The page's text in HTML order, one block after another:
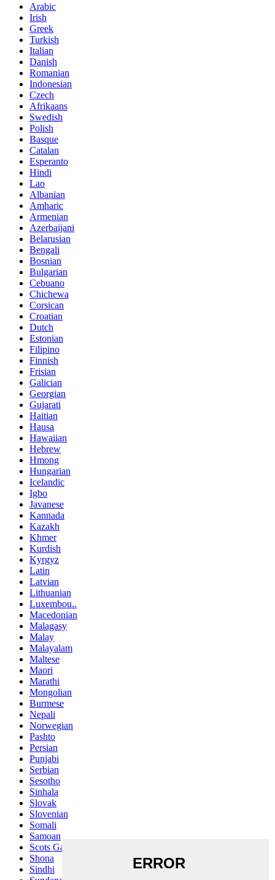
Arabic
Irish
Greek
Turkish
Italian
Danish
Romanian
Indonesian
Czech
Afrikaans
Swedish
Polish
Basque
Catalan
Esperanto
Hindi
Lao
Albanian
Amharic
Armenian
Azerbaijani
Belarusian
Bengali
Bosnian
Bulgarian
Cebuano
Chichewa
Corsican
Croatian
Dutch
Estonian
Filipino
Finnish
Frisian
Galician
Georgian
Gujarati
Haitian
Hausa
Hawaiian
Hebrew
Hmong
Hungarian
Icelandic
Igbo
Javanese
Kannada
Kazakh
Khmer
Kurdish
Kyrgyz
Latin
Latvian
Lithuanian
Luxembou..
Macedonian
Malagasy
Malay
Malayalam
Maltese
Maori
Marathi
Mongolian
Burmese
Nepali
Norwegian
Pashto
Persian
Punjabi
Serbian
Sesotho
Sinhala
Slovak
Slovenian
Somali
Samoan
Scots Gaelic
Shona
Sindhi